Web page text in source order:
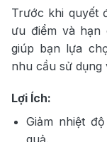
Trước khi quyết
ưu điểm và hạn
giúp bạn lựa
nhu cầu sử dụng
Lợi Ích:
Giảm nhiệt